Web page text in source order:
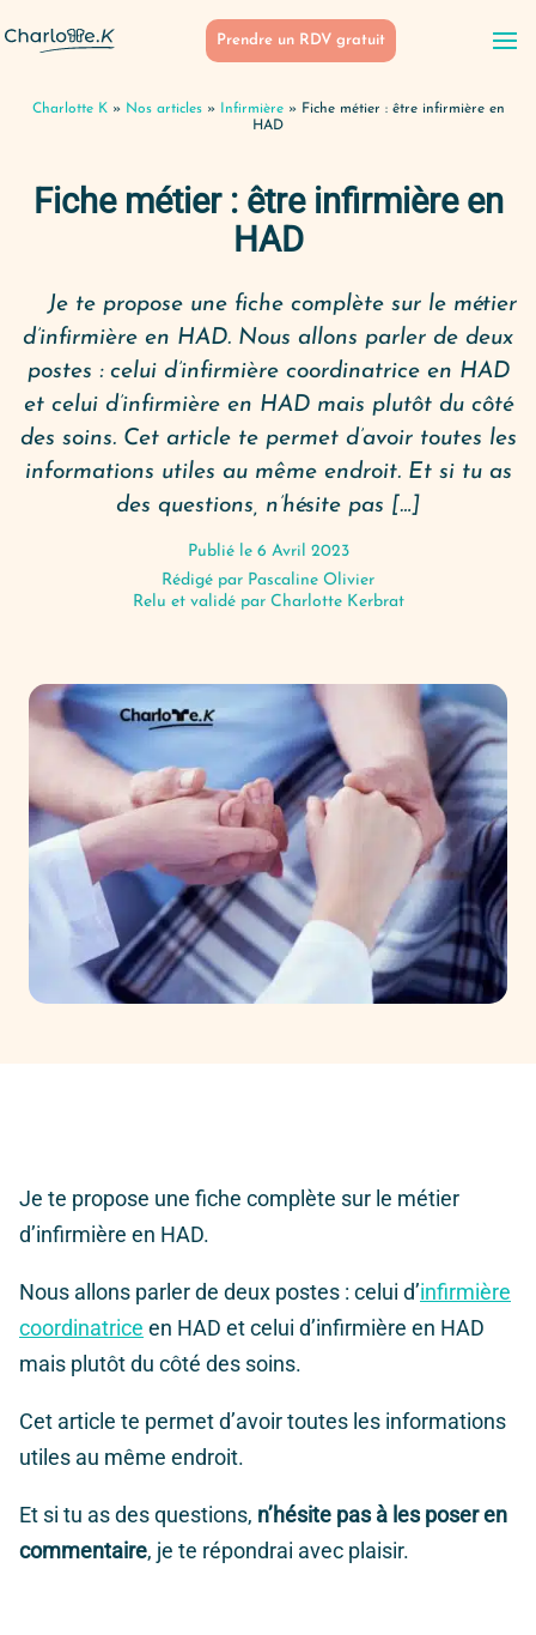
Prendre un RDV gratuit
Charlotte K» Nos articles» Infirmière» Fiche métier : être infirmière en
HAD
Fiche métier : être infirmière en
HAD
Je te propose une fiche complète sur le métier
d’infirmière en HAD. Nous allons parler de deux
postes : celui d’infirmière coordinatrice en HAD
et celui d’infirmière en HAD mais plutôt du côté
des soins. Cet article te permet d’avoir toutes les
informations utiles au même endroit. Et si tu as
des questions, n’hésite pas […]
Publié le 6 Avril 2023
Rédigé par Pascaline Olivier
Relu et validé par Charlotte Kerbrat
Je te propose une fiche complète sur le métier
d’infirmière en HAD.
Nous allons parler de deux postes : celui d’infirmière
coordinatrice en HAD et celui d’infirmière en HAD
mais plutôt du côté des soins.
Cet article te permet d’avoir toutes les informations
utiles au même endroit.
Et si tu as des questions, n’hésite pas à les poser en
commentaire, je te répondrai avec plaisir.